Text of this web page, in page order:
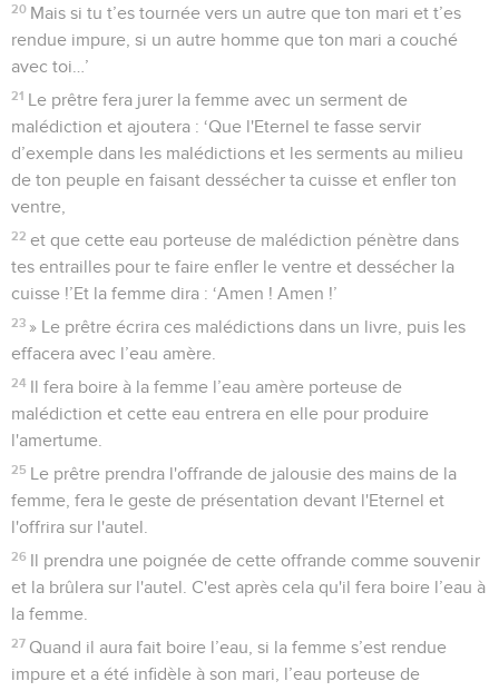
20 Mais si tu t’es tournée vers un autre que ton mari et t’es
rendue impure, si un autre homme que ton mari a couché
avec toi…’
21 Le prêtre fera jurer la femme avec un serment de
malédiction et ajoutera : ‘Que l'Eternel te fasse servir
d’exemple dans les malédictions et les serments au milieu
de ton peuple en faisant dessécher ta cuisse et enfler ton
ventre,
22 et que cette eau porteuse de malédiction pénètre dans
tes entrailles pour te faire enfler le ventre et dessécher la
cuisse !’Et la femme dira : ‘Amen ! Amen !’
23 » Le prêtre écrira ces malédictions dans un livre, puis les
effacera avec l’eau amère.
24 Il fera boire à la femme l’eau amère porteuse de
malédiction et cette eau entrera en elle pour produire
l'amertume.
25 Le prêtre prendra l'offrande de jalousie des mains de la
femme, fera le geste de présentation devant l'Eternel et
l'offrira sur l'autel.
26 Il prendra une poignée de cette offrande comme souvenir
et la brûlera sur l'autel. C'est après cela qu'il fera boire l’eau à
la femme.
27 Quand il aura fait boire l’eau, si la femme s’est rendue
impure et a été infidèle à son mari, l’eau porteuse de